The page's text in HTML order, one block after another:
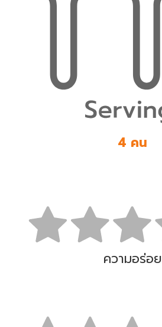
4 คน
ความอร่อย